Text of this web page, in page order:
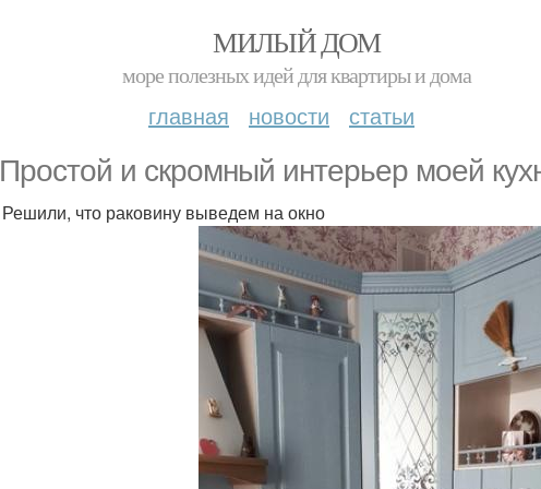
МИЛЫЙ ДОМ
море полезных идей для квартиры и дома
главная новости статьи
Простой и скромный интерьер моей
Решили, что раковину выведем на окно